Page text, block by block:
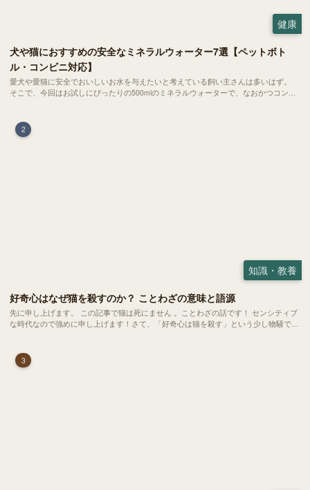
健康
犬や猫におすすめの安全なミネラルウォーター7選【ペットボト
ル・コンビニ対応】
愛犬や愛猫に安全でおいしいお水を与えたいと考えている飼い主さんは多いはず。
そこで、今回はお試しにぴったりの500mlのミネラルウォーターで、なおかつコンビ
2
知識・教養
好奇心はなぜ猫を殺すのか？ ことわざの意味と語源
先に申し上げます。 この記事で猫は死にません 。ことわざの話です！ センシティブ
な時代なので強めに申し上げます！さて、「好奇心は猫を殺す」という少し物騒で、
3